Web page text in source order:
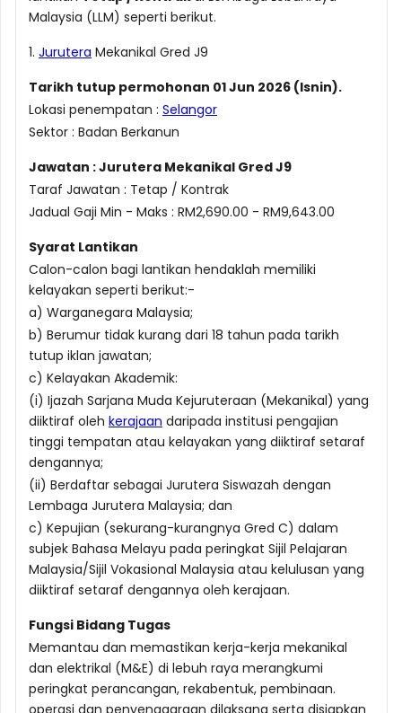
Malaysia (LLM) seperti berikut.
1. Jurutera Mekanikal Gred J9
Tarikh tutup permohonan 01 Jun 2026 (Isnin).
Lokasi penempatan : Selangor
Sektor : Badan Berkanun
Jawatan : Jurutera Mekanikal Gred J9
Taraf Jawatan : Tetap / Kontrak
Jadual Gaji Min - Maks : RM2,690.00 - RM9,643.00
Syarat Lantikan
Calon-calon bagi lantikan hendaklah memiliki
kelayakan seperti berikut:-
a) Warganegara Malaysia;
b) Berumur tidak kurang dari 18 tahun pada tarikh
tutup iklan jawatan;
c) Kelayakan Akademik:
(i) Ijazah Sarjana Muda Kejuruteraan (Mekanikal) yang
diiktiraf oleh kerajaan daripada institusi pengajian
tinggi tempatan atau kelayakan yang diiktiraf setaraf
dengannya;
(ii) Berdaftar sebagai Jurutera Siswazah dengan
Lembaga Jurutera Malaysia; dan
c) Kepujian (sekurang-kurangnya Gred C) dalam
subjek Bahasa Melayu pada peringkat Sijil Pelajaran
Malaysia/Sijil Vokasional Malaysia atau kelulusan yang
diiktiraf setaraf dengannya oleh kerajaan.
Fungsi Bidang Tugas
Memantau dan memastikan kerja-kerja mekanikal
dan elektrikal (M&E) di lebuh raya merangkumi
peringkat perancangan, rekabentuk, pembinaan.
operasi dan penyenggaraan dilaksana serta disiapkan